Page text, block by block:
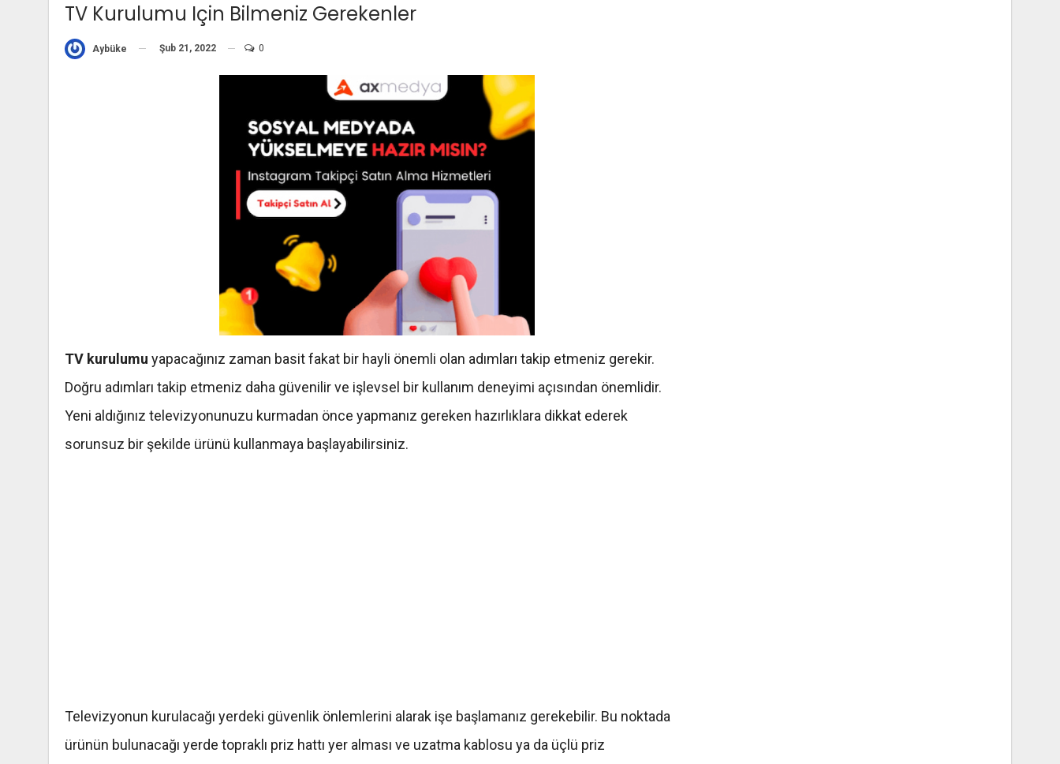
TV Kurulumu Için Bilmeniz Gerekenler
Aybüke Şub 21, 2022 0
TV kurulumu yapacağınız zaman basit fakat bir hayli önemli olan adımları takip etmeniz gerekir.
Doğru adımları takip etmeniz daha güvenilir ve işlevsel bir kullanım deneyimi açısından önemlidir.
Yeni aldığınız televizyonunuzu kurmadan önce yapmanız gereken hazırlıklara dikkat ederek
sorunsuz bir şekilde ürünü kullanmaya başlayabilirsiniz.
Televizyonun kurulacağı yerdeki güvenlik önlemlerini alarak işe başlamanız gerekebilir. Bu noktada
ürünün bulunacağı yerde topraklı priz hattı yer alması ve uzatma kablosu ya da üçlü priz